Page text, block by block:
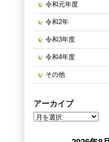
令和元年度
令和2年
令和3年度
令和4年度
その他
アーカイブ